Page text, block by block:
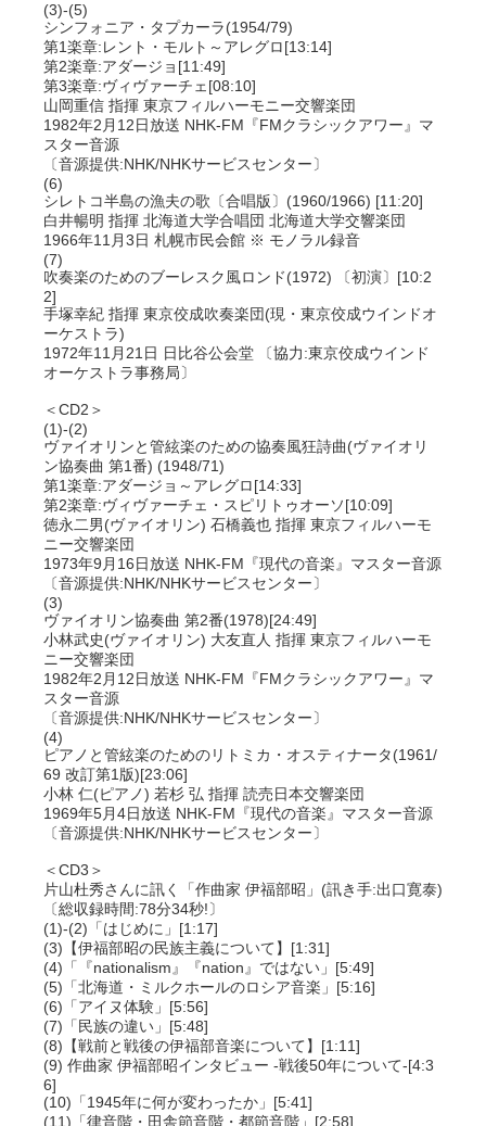
(3)-(5)
シンフォニア・タプカーラ(1954/79)
第1楽章:レント・モルト～アレグロ[13:14]
第2楽章:アダージョ[11:49]
第3楽章:ヴィヴァーチェ[08:10]
山岡重信 指揮 東京フィルハーモニー交響楽団
1982年2月12日放送 NHK-FM『FMクラシックアワー』マ
スター音源
〔音源提供:NHK/NHKサービスセンター〕
(6)
シレトコ半島の漁夫の歌〔合唱版〕(1960/1966) [11:20]
白井暢明 指揮 北海道大学合唱団 北海道大学交響楽団
1966年11月3日 札幌市民会館 ※ モノラル録音
(7)
吹奏楽のためのブーレスク風ロンド(1972) 〔初演〕[10:2
2]
手塚幸紀 指揮 東京佼成吹奏楽団(現・東京佼成ウインドオ
ーケストラ)
1972年11月21日 日比谷公会堂 〔協力:東京佼成ウインド
オーケストラ事務局〕
＜CD2＞
(1)-(2)
ヴァイオリンと管絃楽のための協奏風狂詩曲(ヴァイオリ
ン協奏曲 第1番) (1948/71)
第1楽章:アダージョ～アレグロ[14:33]
第2楽章:ヴィヴァーチェ・スピリトゥオーソ[10:09]
徳永二男(ヴァイオリン) 石橋義也 指揮 東京フィルハーモ
ニー交響楽団
1973年9月16日放送 NHK-FM『現代の音楽』マスター音源
〔音源提供:NHK/NHKサービスセンター〕
(3)
ヴァイオリン協奏曲 第2番(1978)[24:49]
小林武史(ヴァイオリン) 大友直人 指揮 東京フィルハーモ
ニー交響楽団
1982年2月12日放送 NHK-FM『FMクラシックアワー』マ
スター音源
〔音源提供:NHK/NHKサービスセンター〕
(4)
ピアノと管絃楽のためのリトミカ・オスティナータ(1961/
69 改訂第1版)[23:06]
小林 仁(ピアノ) 若杉 弘 指揮 読売日本交響楽団
1969年5月4日放送 NHK-FM『現代の音楽』マスター音源
〔音源提供:NHK/NHKサービスセンター〕
＜CD3＞
片山杜秀さんに訊く「作曲家 伊福部昭」(訊き手:出口寛泰)
〔総収録時間:78分34秒!〕
(1)-(2)「はじめに」[1:17]
(3)【伊福部昭の民族主義について】[1:31]
(4)「『nationalism』『nation』ではない」[5:49]
(5)「北海道・ミルクホールのロシア音楽」[5:16]
(6)「アイヌ体験」[5:56]
(7)「民族の違い」[5:48]
(8)【戦前と戦後の伊福部音楽について】[1:11]
(9) 作曲家 伊福部昭インタビュー -戦後50年について-[4:3
6]
(10)「1945年に何が変わったか」[5:41]
(11)「律音階・田舎節音階・都節音階」[2:58]